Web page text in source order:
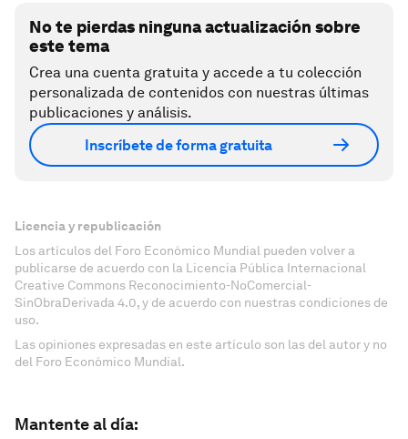
No te pierdas ninguna actualización sobre
este tema
Crea una cuenta gratuita y accede a tu colección
personalizada de contenidos con nuestras últimas
publicaciones y análisis.
Inscríbete de forma gratuita
Licencia y republicación
Los artículos del Foro Económico Mundial pueden volver a
publicarse de acuerdo con la Licencia Pública Internacional
Creative Commons Reconocimiento-NoComercial-
SinObraDerivada 4.0, y de acuerdo con nuestras condiciones de
uso.
Las opiniones expresadas en este artículo son las del autor y no
del Foro Económico Mundial.
Mantente al día: